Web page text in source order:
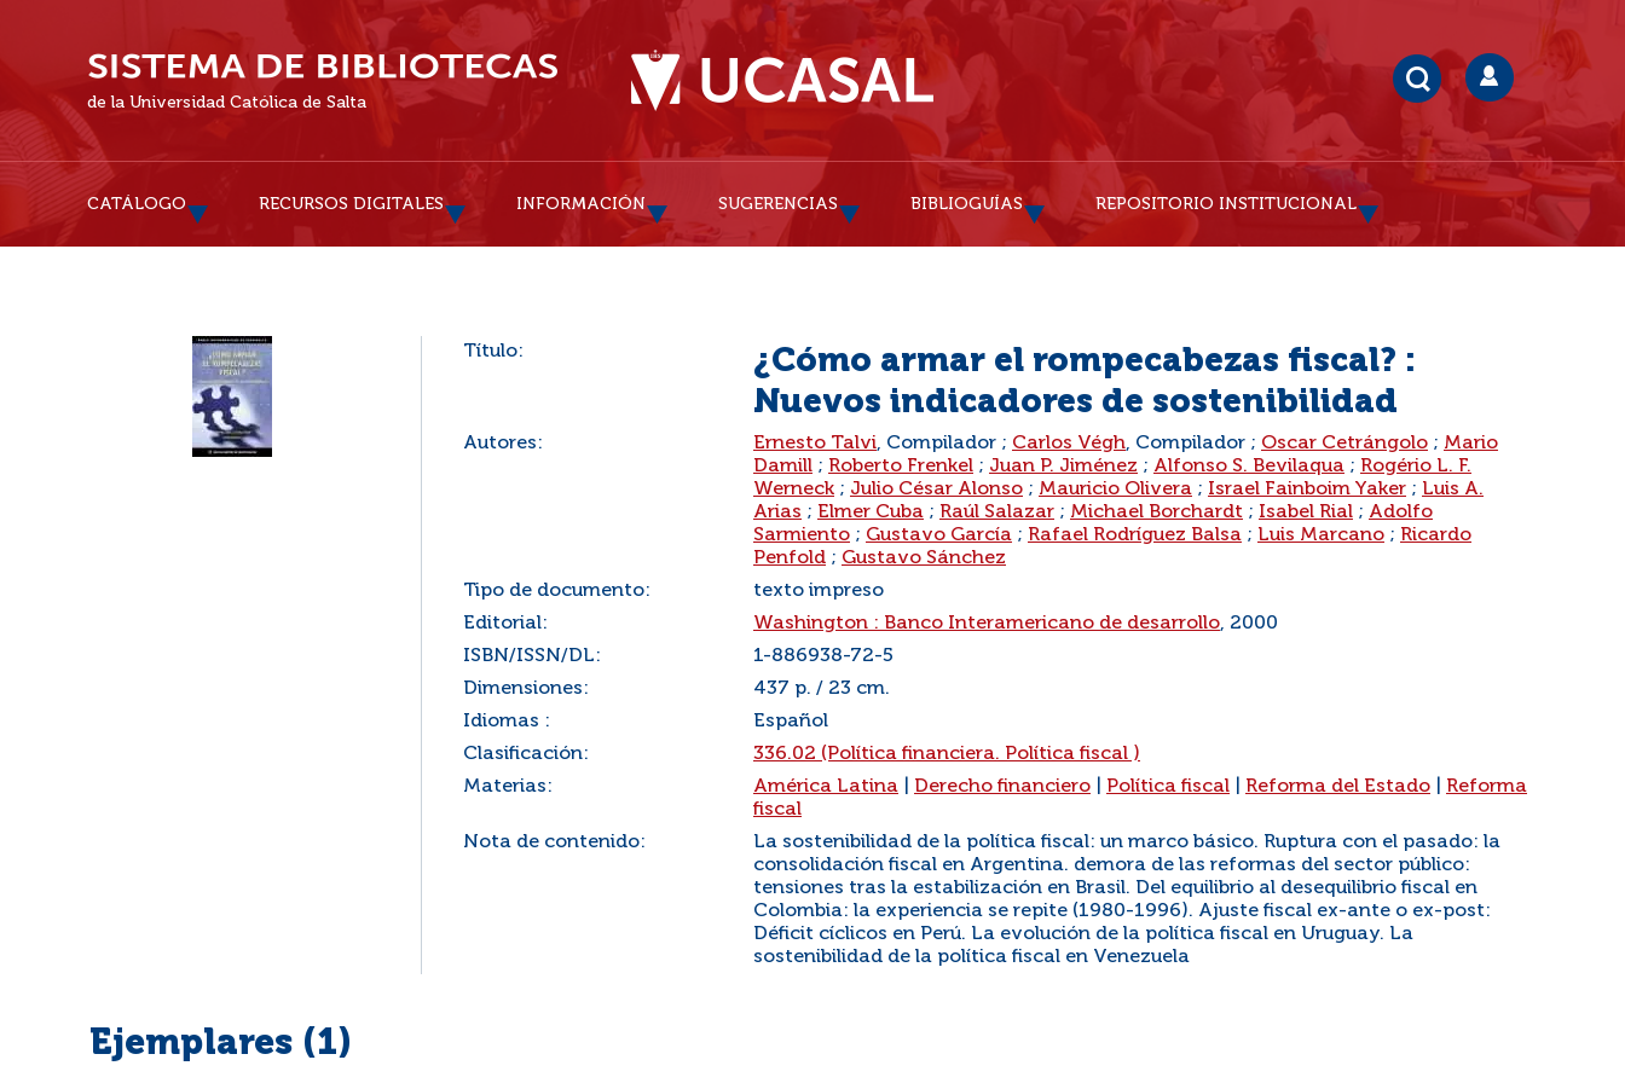
de la Universidad Católica de Salta
CATÁLOGO RECURSOS DIGITALES INFORMACIÓN SUGERENCIAS BIBLIOGUÍAS REPOSITORIO INSTITUCIONAL
Título:
¿Cómo armar el rompecabezas fiscal? :
Nuevos indicadores de sostenibilidad
Autores: Ernesto Talvi, Compilador ; Carlos Végh, Compilador ; Oscar Cetrángolo ; Mario
Damill ; Roberto Frenkel ; Juan P. Jiménez ; Alfonso S. Bevilaqua ; Rogério L. F.
Werneck ; Julio César Alonso ; Mauricio Olivera ; Israel Fainboim Yaker ; Luis A.
Arias ; Elmer Cuba ; Raúl Salazar ; Michael Borchardt ; Isabel Rial ; Adolfo
Sarmiento ; Gustavo García ; Rafael Rodríguez Balsa ; Luis Marcano ; Ricardo
Penfold ; Gustavo Sánchez
Tipo de documento:
texto impreso
Editorial:
Washington : Banco Interamericano de desarrollo, 2000
ISBN/ISSN/DL:
1-886938-72-5
Dimensiones:
437 p. / 23 cm.
Idiomas :
Español
Clasificación:
336.02 (Política financiera. Política fiscal )
Materias:
América Latina Derecho financiero Política fiscal Reforma del Estado
Reforma
fiscal
Nota de contenido:
La sostenibilidad de la política fiscal: un marco básico. Ruptura con el pasado: la
consolidación fiscal en Argentina. demora de las reformas del sector público:
tensiones tras la estabilización en Brasil. Del equilibrio al desequilibrio fiscal en
Colombia: la experiencia se repite (1980-1996). Ajuste fiscal ex-ante o ex-post:
Déficit cíclicos en Perú. La evolución de la política fiscal en Uruguay. La
sostenibilidad de la política fiscal en Venezuela
Ejemplares (1)